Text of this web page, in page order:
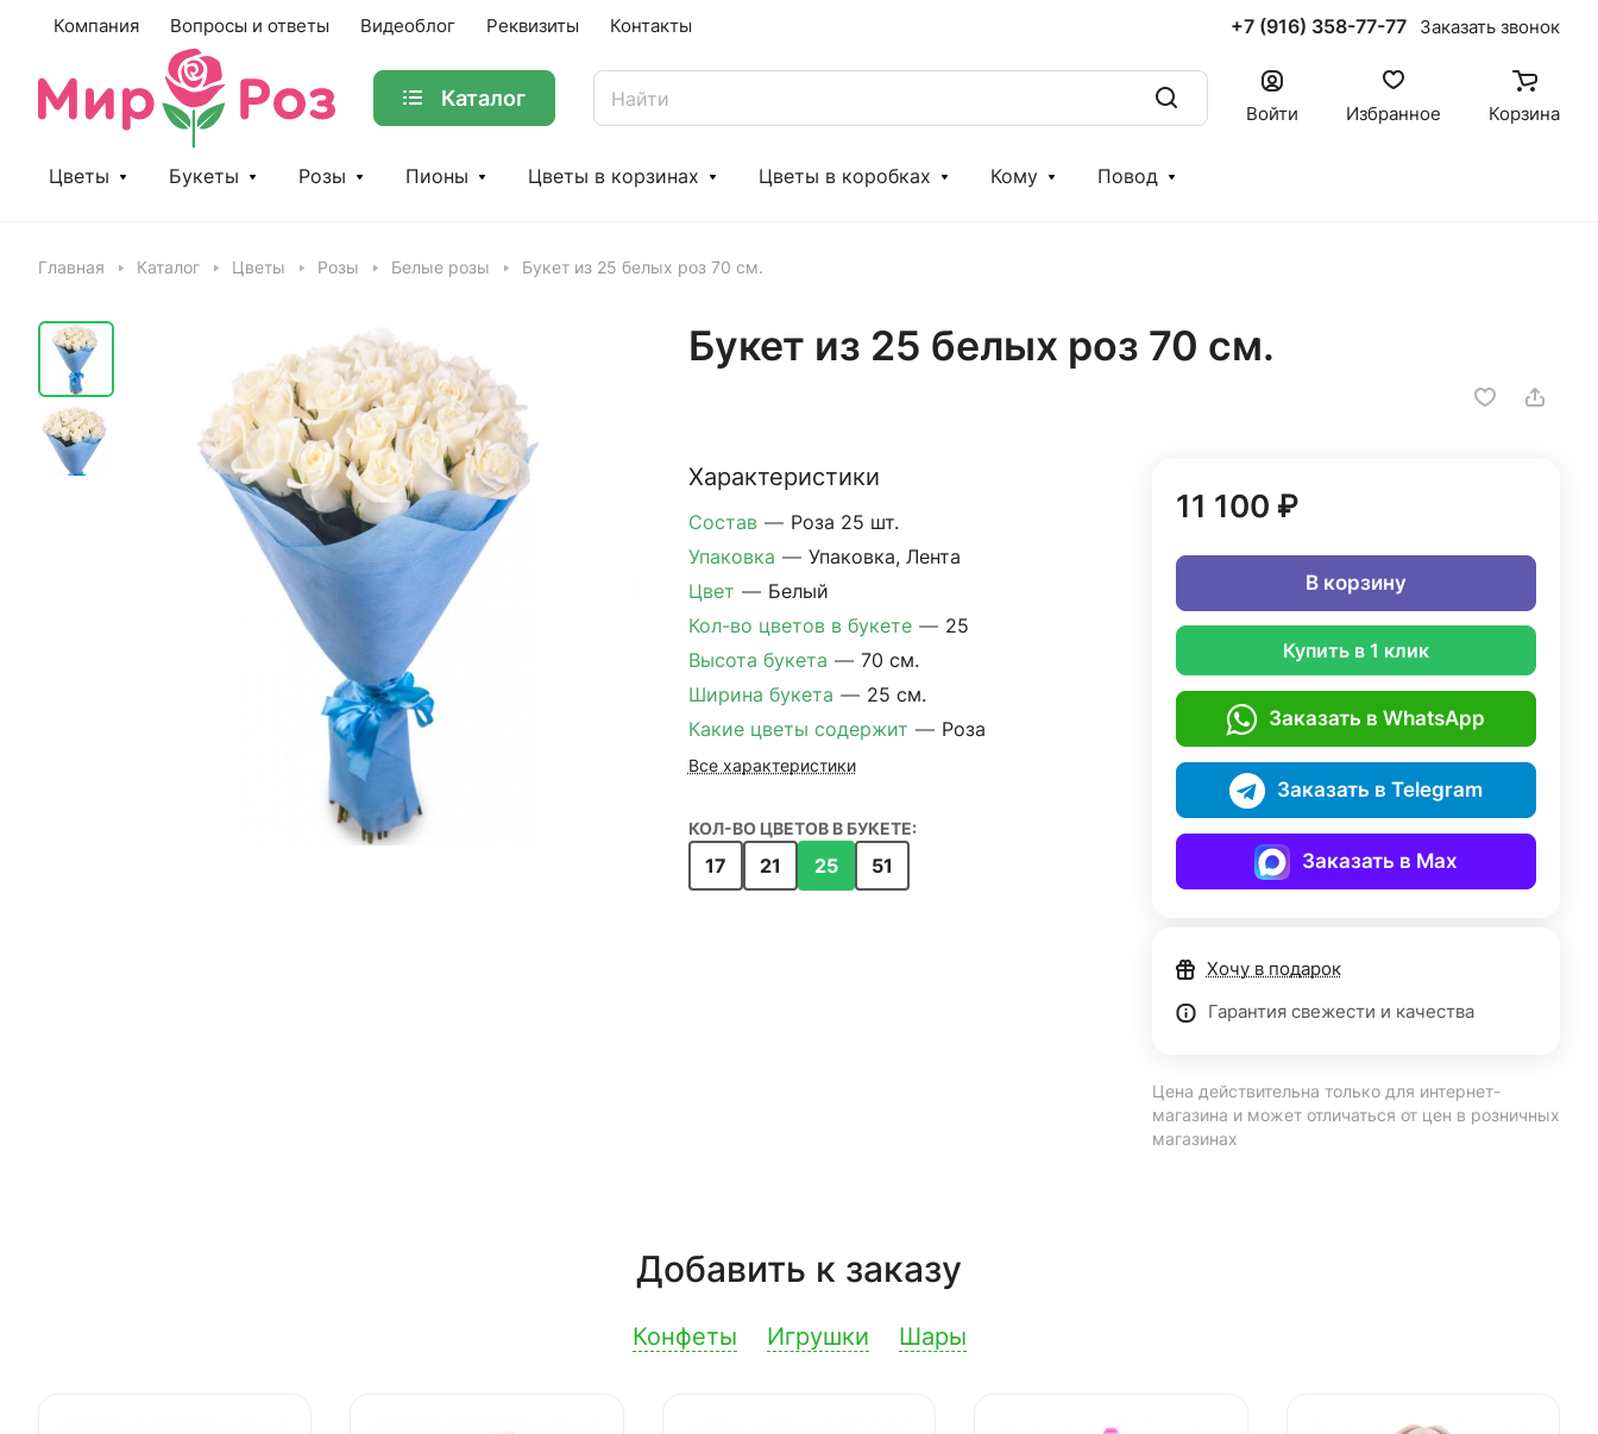
Компания Вопросы и ответы Видеоблог Реквизиты Контакты +7 (916) 358-77-77 Заказать звонок
Каталог
Войти Избранное Корзина
Цветы Букеты Розы Пионы Цветы в корзинах Цветы в коробках Кому Повод
Главная Каталог Цветы Розы Белые розы Букет из 25 белых роз 70 см.
Букет из 25 белых роз 70 см.
Характеристики
Состав — Роза 25 шт.
Упаковка — Упаковка, Лента
Цвет — Белый
Кол-во цветов в букете — 25
Высота букета — 70 см.
Ширина букета — 25 см.
Какие цветы содержит — Роза
Все характеристики
КОЛ-ВО ЦВЕТОВ В БУКЕТЕ:
17 21 25 51
11 100 ₽
В корзину
Купить в 1 клик
Заказать в WhatsApp
Заказать в Telegram
Заказать в Max
Хочу в подарок
Гарантия свежести и качества
Цена действительна только для интернет-
магазина и может отличаться от цен в розничных
магазинах
Добавить к заказу
Конфеты Игрушки Шары